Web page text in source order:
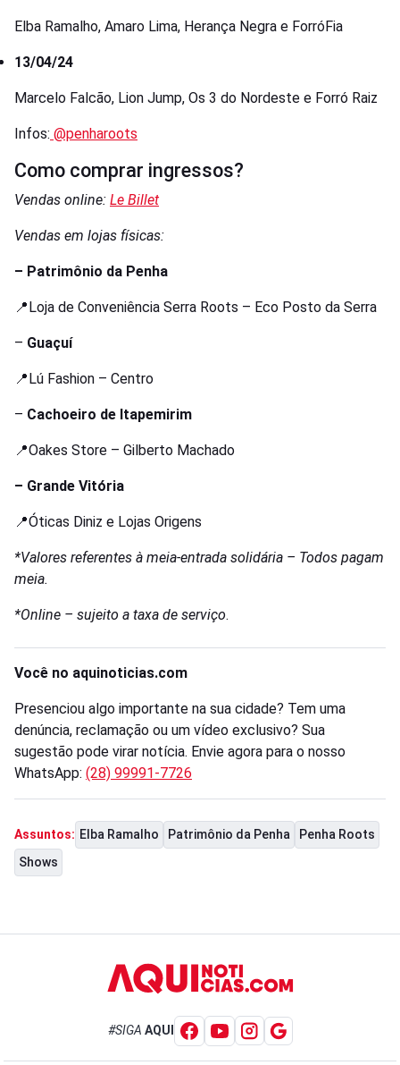
Elba Ramalho, Amaro Lima, Herança Negra e ForróFia
13/04/24
Marcelo Falcão, Lion Jump, Os 3 do Nordeste e Forró Raiz
Infos: @penharoots
Como comprar ingressos?
Vendas online: Le Billet
Vendas em lojas físicas:
– Patrimônio da Penha
📍Loja de Conveniência Serra Roots – Eco Posto da Serra
– Guaçuí
📍Lú Fashion – Centro
– Cachoeiro de Itapemirim
📍Oakes Store – Gilberto Machado
– Grande Vitória
📍Óticas Diniz e Lojas Origens
*Valores referentes à meia-entrada solidária – Todos pagam
meia.
*Online – sujeito a taxa de serviço.
Você no aquinoticias.com
Presenciou algo importante na sua cidade? Tem uma
denúncia, reclamação ou um vídeo exclusivo? Sua
sugestão pode virar notícia. Envie agora para o nosso
WhatsApp: (28) 99991-7726
Assuntos: Elba Ramalho Patrimônio da Penha
Penha Roots
Shows
#SIGA AQUI